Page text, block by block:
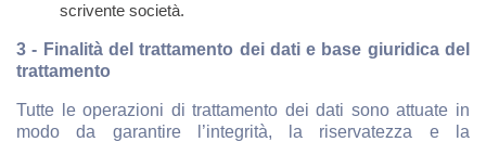
scrivente società.
3 - Finalità del trattamento dei dati e base giuridica del
trattamento
Tutte le operazioni di trattamento dei dati sono attuate in
modo da garantire l’integrità, la riservatezza e la